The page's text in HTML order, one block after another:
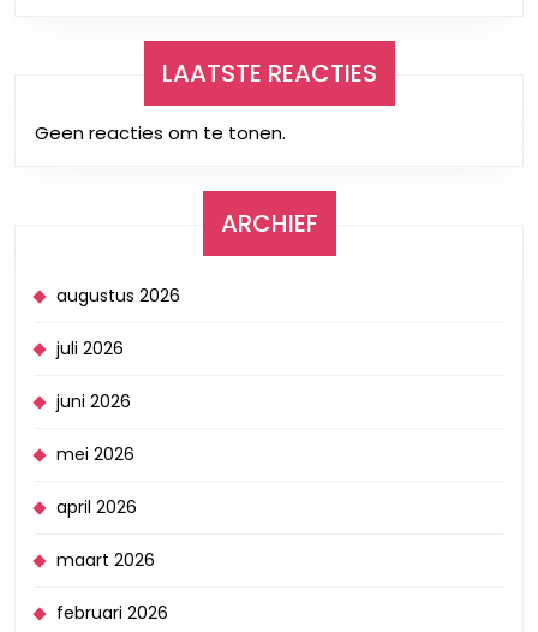
LAATSTE REACTIES
Geen reacties om te tonen.
ARCHIEF
augustus 2026
juli 2026
juni 2026
mei 2026
april 2026
maart 2026
februari 2026